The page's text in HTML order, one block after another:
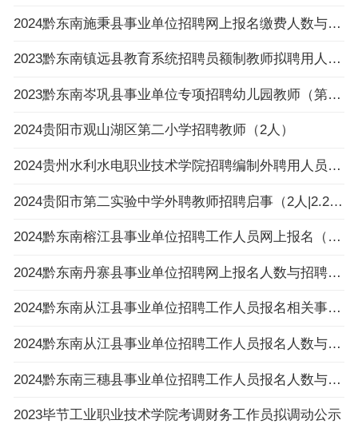
2024黔东南施秉县事业单位招聘网上报名缴费人数与招聘计划数不足3:1比例岗位一览表（截止
2023黔东南镇远县教育系统招聘员额制教师拟聘用人员公示（第八批）
2023黔东南岑巩县事业单位专项招聘幼儿园教师（第一批）拟聘用人员公示
2024贵阳市观山湖区第二小学招聘教师（2人）
2024贵州水利水电职业技术学院招聘编制外聘用人员面试名单公告
2024贵阳市第二实验中学外聘教师招聘启事（2人|2.26-3.4报名）
2024黔东南榕江县事业单位招聘工作人员网上报名（以缴费为准）不足3:1比例岗位一览表（截止
2024黔东南丹寨县事业单位招聘网上报名人数与招聘岗位计划人数达不到3:1比例岗位公示
2024黔东南从江县事业单位招聘工作人员报名相关事项温馨提示
2024黔东南从江县事业单位招聘工作人员报名人数与招聘岗位计划人数达不到3：1比例岗位（以
2024黔东南三穗县事业单位招聘工作人员报名人数与招聘岗位计划人数达不到3:1比例的岗位公布
2023毕节工业职业技术学院考调财务工作员拟调动公示